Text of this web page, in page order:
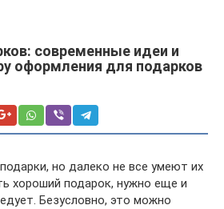
современные идеи и
оформления для подарков
но далеко не все умеют их
хороший подарок, нужно еще и
Безусловно, это можно